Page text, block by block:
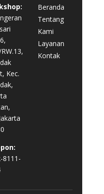
Kec.
8111-
Beranda
Tentang
Kami
Layanan
Kontak